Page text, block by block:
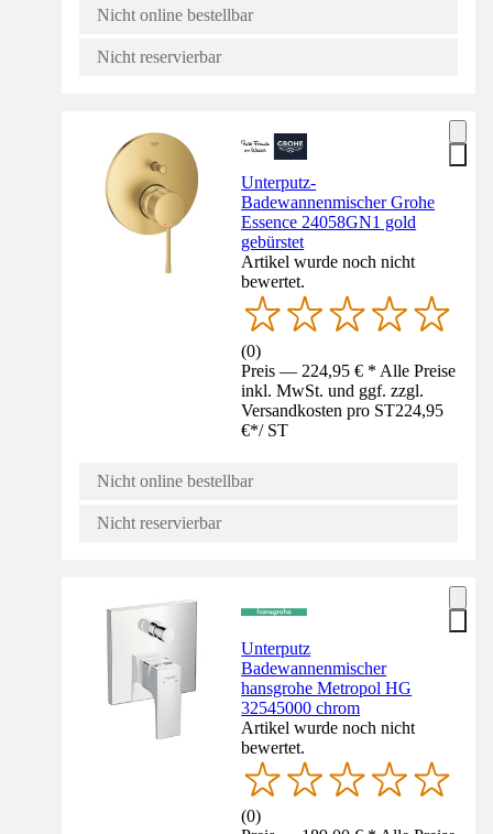
Nicht online bestellbar
Nicht reservierbar
Unterputz-
Badewannenmischer Grohe
Essence 24058GN1 gold
gebürstet
Artikel wurde noch nicht
bewertet.
(0)
Preis — 224,95 € * Alle Preise
inkl. MwSt. und ggf. zzgl.
Versandkosten pro ST224,95
€*/ ST
Nicht online bestellbar
Nicht reservierbar
Unterputz
Badewannenmischer
hansgrohe Metropol HG
32545000 chrom
Artikel wurde noch nicht
bewertet.
(0)